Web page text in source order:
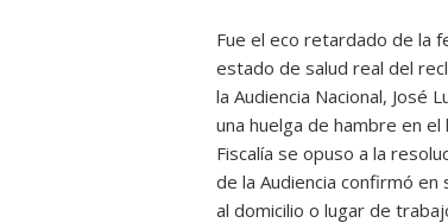
Fue el eco retardado de la
estado de salud real del
la Audiencia Nacional, José
una huelga de hambre en
Fiscalía se opuso a la
de la Audiencia confirmó
al domicilio o lugar de